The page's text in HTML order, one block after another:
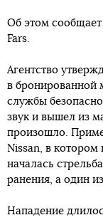
Об этом сообщает
Fars.
Агентство
в бронированной
службы
звук и вышел из
произошло.
Nissan, в котором
началась
ранения, а один
Нападение